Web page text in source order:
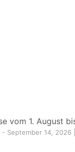
vom 1. August
September 14, 2026 |